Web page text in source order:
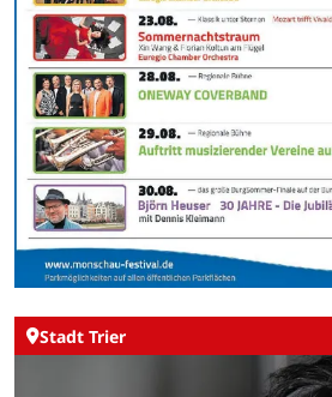
Stadt Trier